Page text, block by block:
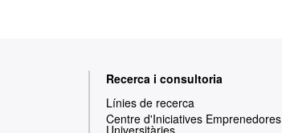
Recerca i consultoria
Línies de recerca
Centre d'Iniciatives Emprenedores
Universitàries